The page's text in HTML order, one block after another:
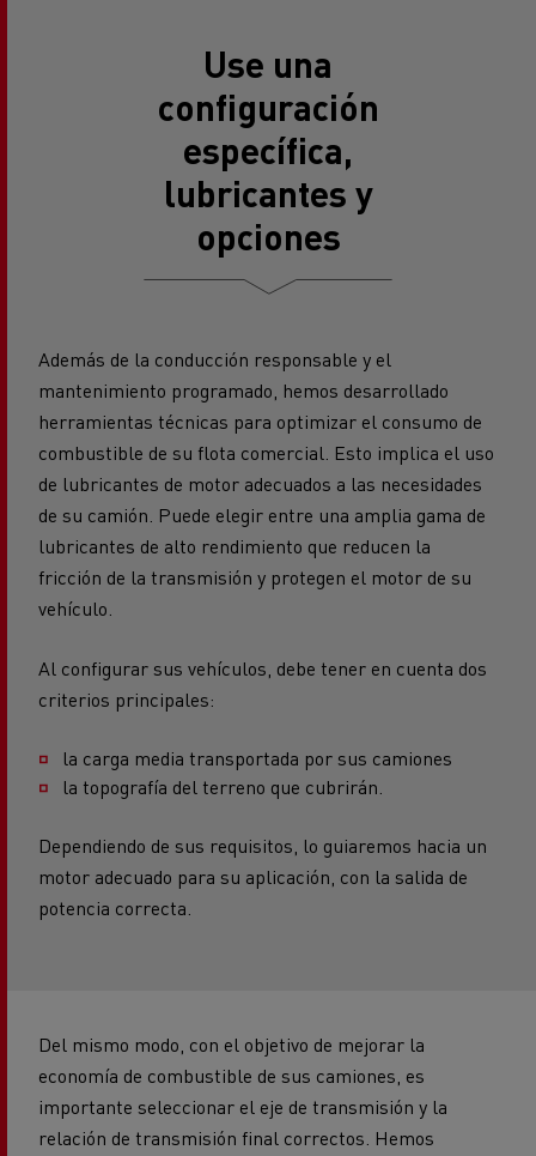
Use una
configuración
específica,
lubricantes y
opciones
Además de la conducción responsable y el
mantenimiento programado, hemos desarrollado
herramientas técnicas para optimizar el consumo de
combustible de su flota comercial. Esto implica el uso
de lubricantes de motor adecuados a las necesidades
de su camión. Puede elegir entre una amplia gama de
lubricantes de alto rendimiento que reducen la
fricción de la transmisión y protegen el motor de su
vehículo.
Al configurar sus vehículos, debe tener en cuenta dos
criterios principales:
la carga media transportada por sus camiones
la topografía del terreno que cubrirán.
Dependiendo de sus requisitos, lo guiaremos hacia un
motor adecuado para su aplicación, con la salida de
potencia correcta.
Del mismo modo, con el objetivo de mejorar la
economía de combustible de sus camiones, es
importante seleccionar el eje de transmisión y la
relación de transmisión final correctos. Hemos